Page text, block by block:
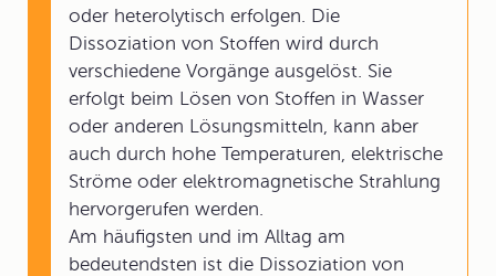
oder heterolytisch erfolgen. Die
Dissoziation von Stoffen wird durch
verschiedene Vorgänge ausgelöst. Sie
erfolgt beim Lösen von Stoffen in Wasser
oder anderen Lösungsmitteln, kann aber
auch durch hohe Temperaturen, elektrische
Ströme oder elektromagnetische Strahlung
hervorgerufen werden.
Am häufigsten und im Alltag am
bedeutendsten ist die Dissoziation von